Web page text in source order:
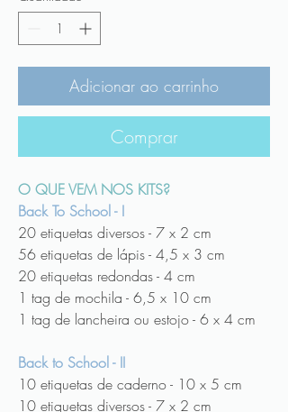
Adicionar ao carrinho
Comprar
O QUE VEM NOS KITS?
Back To School - I
20 etiquetas diversos - 7 x 2 cm
56 etiquetas de lápis - 4,5 x 3 cm
20 etiquetas redondas - 4 cm
1 tag de mochila - 6,5 x 10 cm
1 tag de lancheira ou estojo - 6 x 4 cm
Back to School - II
10 etiquetas de caderno - 10 x 5 cm
10 etiquetas diversos - 7 x 2 cm